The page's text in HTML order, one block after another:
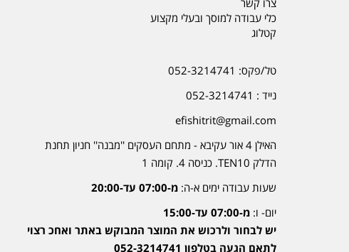
כלי עבודה למוסך ובעלי מקצוע
קטלוג
טל/פקס: 052-3214741
נייד : 052-3214741
efishitrit@gmail.com
האילן 4 אור עקיבא - מתחם העסקים ''מבנה'' חניון תחנת
הדלק TEN10. כניסה 4. קומה 1
שעות עבודה ימים א-ה: מ-07:00 עד-20:00
יום- ו: מ-07:00 עד-15:00
יש לבחור ולרכוש את המוצר המבוקש באתר ואחכ רצוי
לתאם הגעה בטלפון 052-3214741